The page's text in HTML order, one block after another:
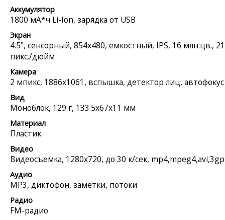
Аккумулятор
1800 мА*ч Li-Ion, зарядка от USB
Экран
4.5", сенсорный, 854x480, емкостный, IPS, 16 млн.цв.,
пикс./дюйм
Камера
2 мпикс, 1886x1061, вспышка, детектор лиц, автофокус
Вид
Моноблок, 129 г, 133.5x67x11 мм
Материал
Пластик
Видео
Видеосъемка, 1280x720, до 30 к/сек,
Аудио
MP3, диктофон, заметки, потоки
Радио
FM-радио